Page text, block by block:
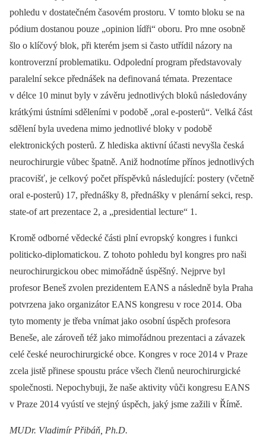
pohledu v dostatečném časovém prostoru. V tomto bloku se na
pódium dostanou pouze „opinion lídři“ oboru. Pro mne osobně
šlo o klíčový blok, při kterém jsem si často utřídil názory na
kontroverzní problematiku. Odpolední program představovaly
paralelní sekce přednášek na definovaná témata. Prezentace
v délce 10 minut byly v závěru jednotlivých bloků následovány
krátkými ústními sděleními v podobě „oral e-posterů“. Velká část
sdělení byla uvedena mimo jednotlivé bloky v podobě
elektronických posterů. Z hlediska aktivní účasti nevyšla česká
neurochirurgie vůbec špatně. Aniž hodnotíme přínos jednotlivých
pracovišť, je celkový počet příspěvků následující: postery (včetně
oral e-posterů) 17, přednášky 8, přednášky v plenární sekci, resp.
state-of art prezentace 2, a „presidential lecture“ 1.
Kromě odborné vědecké části plní evropský kongres i funkci
politicko-diplomatickou. Z tohoto pohledu byl kongres pro naši
neurochirurgickou obec mimořádně úspěšný. Nejprve byl
profesor Beneš zvolen prezidentem EANS a následně byla Praha
potvrzena jako organizátor EANS kongresu v roce 2014. Oba
tyto momenty je třeba vnímat jako osobní úspěch profesora
Beneše, ale zároveň též jako mimořádnou prezentaci a závazek
celé české neurochirurgické obce. Kongres v roce 2014 v Praze
zcela jistě přinese spoustu práce všech členů neurochirurgické
společnosti. Nepochybuji, že naše aktivity vůči kongresu EANS
v Praze 2014 vyústí ve stejný úspěch, jaký jsme zažili v Římě.
MUDr. Vladimír Přibáň, Ph.D.